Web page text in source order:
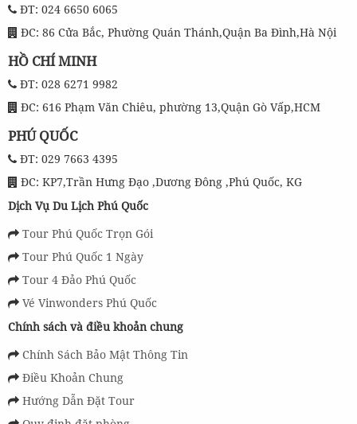
ĐT: 024 6650 6065
ĐC: 86 Cửa Bắc, Phường Quán Thánh,Quận Ba Đình,Hà Nội
HỒ CHÍ MINH
ĐT: 028 6271 9982
ĐC: 616 Phạm Văn Chiêu, phường 13,Quận Gò Vấp,HCM
PHÚ QUỐC
ĐT: 029 7663 4395
ĐC: KP7,Trần Hưng Đạo ,Dương Đông ,Phú Quốc, KG
Dịch Vụ Du Lịch Phú Quốc
Tour Phú Quốc Trọn Gói
Tour Phú Quốc 1 Ngày
Tour 4 Đảo Phú Quốc
Vé Vinwonders Phú Quốc
Chính sách và điều khoản chung
Chính Sách Bảo Mật Thông Tin
Điều Khoản Chung
Hướng Dẫn Đặt Tour